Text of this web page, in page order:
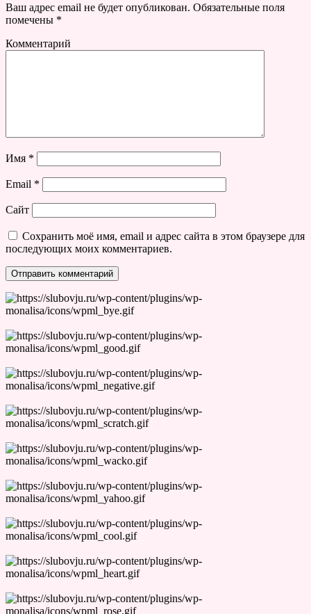
Ваш адрес email не будет опубликован. Обязательные поля
помечены *
Комментарий
Имя *
Email *
Сайт
Сохранить моё имя, email и адрес сайта в этом браузере для
последующих моих комментариев.